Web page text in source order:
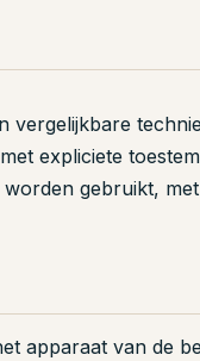
vergelijkbare
expliciete
gebruikt,
apparaat van de